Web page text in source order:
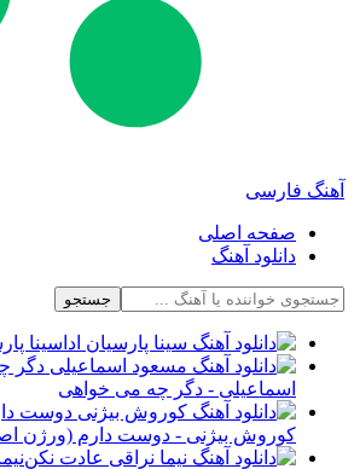
آهنگ فارسی
صفحه اصلی
دانلود آهنگ
جستجو
سینا
اسماعیلی - دگر چه می خواهی
کوروش بیژنی - دوست دارم (ورژن